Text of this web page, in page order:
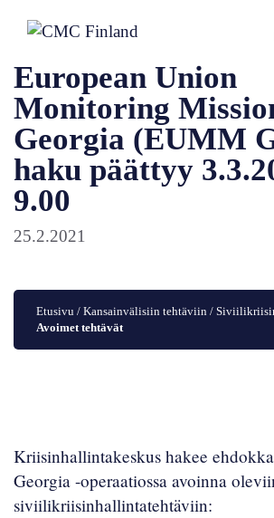
sisältöön
European Union
Monitoring
Georgia (EUMM
haku päättyy
9.00
25.2.2021
Etusivu / Kansainvälisiin tehtäviin /
Avoimet tehtävät
Kriisinhallintakeskus hakee
Georgia -operaatiossa avoinna
siviilikriisinhallintatehtäviin: